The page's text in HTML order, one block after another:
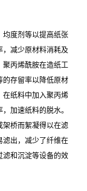
均度剂等以提高纸张
，减少原材料消耗及
丙烯酰胺在造纸工
的存留率以降低原材
在纸料中加入聚丙烯
加速纸料的脱水。
架桥而絮凝得以在滤
滤出，减少了纤维在
滤和沉淀等设备的效